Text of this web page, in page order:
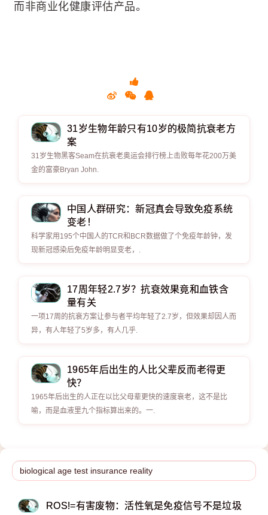
而非商业化健康评估产品。
31岁生物年龄只有10岁的极简抗衰老方
案
31岁生物黑客Seam在抗衰老奥运会排行榜上击败每年花200万美
金的富豪Bryan John.
中国人群研究：新冠真会导致免疫系统
变老！
科学家用195个中国人的TCR和BCR数据做了个免疫年龄钟，发
现新冠感染后免疫年龄明显变老，.
17周年轻2.7岁？抗衰效果竟和血铁含
量有关
一项17周的抗衰方案让参与者平均年轻了2.7岁，但效果却因人而
异，有人年轻了5岁多，有人几乎.
1965年后出生的人比父辈反而老得更
快？
1965年后出生的人正在以比父母辈更快的速度衰老，这不是比
喻，而是血液里九个指标算出来的。一.
ROS!=有害废物：活性氧是免疫信号不是垃圾